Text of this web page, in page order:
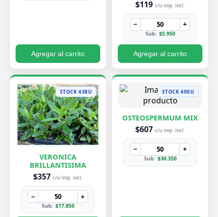
Agregar al carrito
$119 c/u imp. incl.
− +
Sub: $5.950
Agregar al carrito
STOCK 438U
VERONICA
BRILLANTISIMA
$357 c/u imp. incl.
− +
Sub: $17.850
STOCK 400U
OSTEOSPERMUM MIX
$607 c/u imp. incl.
− +
Sub: $30.350